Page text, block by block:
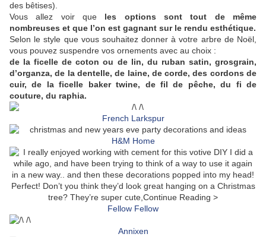
des bêtises).
Vous allez voir que les options sont tout de même
nombreuses et que l’on est gagnant sur le rendu esthétique.
Selon le style que vous souhaitez donner à votre arbre de Noël,
vous pouvez suspendre vos ornements avec au choix :
de la ficelle de coton ou de lin, du ruban satin, grosgrain,
d’organza, de la dentelle, de laine, de corde, des cordons de
cuir, de la ficelle baker twine, de fil de pêche, du fi de
couture, du raphia.
French Larkspur
H&M Home
Fellow Fellow
Annixen